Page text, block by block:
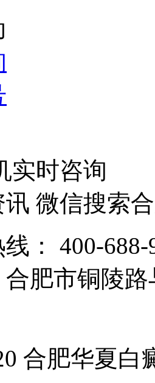
实时咨询
微信搜索
： 400-688-
合肥市铜陵
合肥华夏白